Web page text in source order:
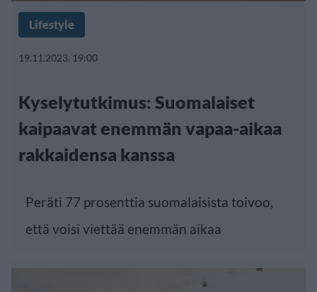
Lifestyle
19.11.2023, 19:00
Kyselytutkimus: Suomalaiset
kaipaavat enemmän vapaa-aikaa
rakkaidensa kanssa
Peräti 77 prosenttia suomalaisista toivoo,
että voisi viettää enemmän aikaa